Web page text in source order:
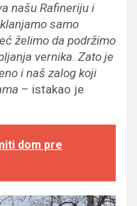
našu Rafineriju i
samo
želimo da podržimo
vernika. Zato je
i naš zalog koji
– istakao je
dom pre